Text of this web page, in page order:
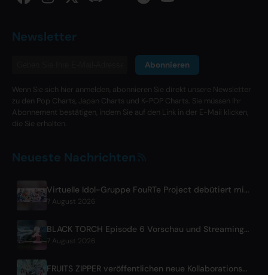
Newsletter
Abonnieren
Wenn Sie sich hier anmelden, abonnieren Sie direkt unsere Newsletter
zu den Pop Charts, Japan Charts und K-POP Charts. Sie müssen Ihr
Abonnement bestätigen, indem Sie auf den Link in der E-Mail klicken,
die Sie erhalten.
Neueste Nachrichten
Virtuelle Idol-Gruppe FouRTe Project debütiert mit 'ALL IN'-Album produziert von m-flos ☆Taku Takahashi
7 August 2026
BLACK TORCH Episode 6 Vorschau und Streaming-Details
7 August 2026
FRUITS ZIPPER veröffentlichen neue Kollaborations-Single '1,2,3,FOOOOUR'